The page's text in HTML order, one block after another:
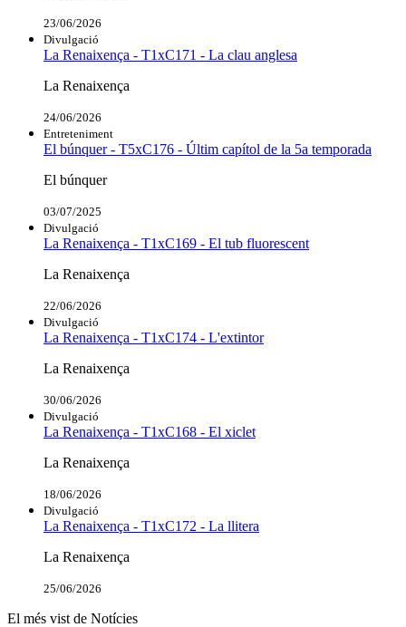
23/06/2026
Divulgació
La Renaixença - T1xC171 - La clau anglesa
La Renaixença
24/06/2026
Entreteniment
El búnquer - T5xC176 - Últim capítol de la 5a temporada
El búnquer
03/07/2025
Divulgació
La Renaixença - T1xC169 - El tub fluorescent
La Renaixença
22/06/2026
Divulgació
La Renaixença - T1xC174 - L'extintor
La Renaixença
30/06/2026
Divulgació
La Renaixença - T1xC168 - El xiclet
La Renaixença
18/06/2026
Divulgació
La Renaixença - T1xC172 - La llitera
La Renaixença
25/06/2026
El més vist de Notícies